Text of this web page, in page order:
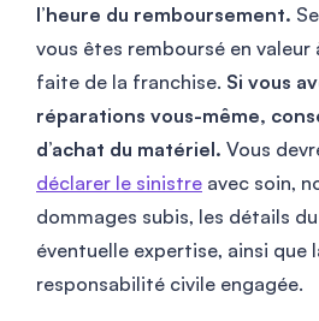
l’heure du remboursement.
vous êtes remboursé en
faite de la franchise. Si vous
réparations vous-même,
d’achat du matériel. Vous
déclarer le sinistre avec soin,
dommages subis, les détails
éventuelle expertise, ainsi que
responsabilité civile engagée.